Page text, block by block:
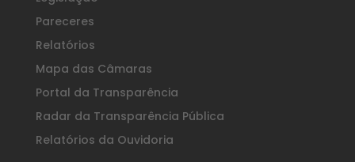
Pareceres
Relatórios
Mapa das Câmaras
Portal da Transparência
Radar da Transparência Pública
Relatórios da Ouvidoria